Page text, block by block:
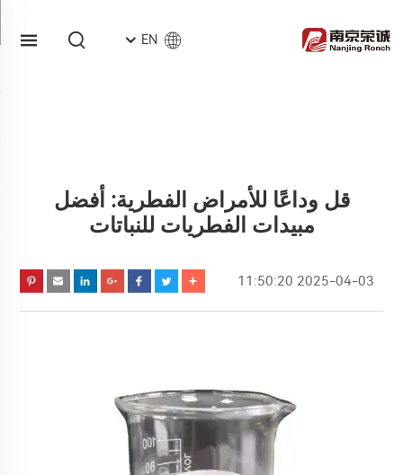
EN
قل وداعًا للأمراض الفطرية: أفضل
مبيدات الفطريات للنباتات
2025-04-03 11:50:20